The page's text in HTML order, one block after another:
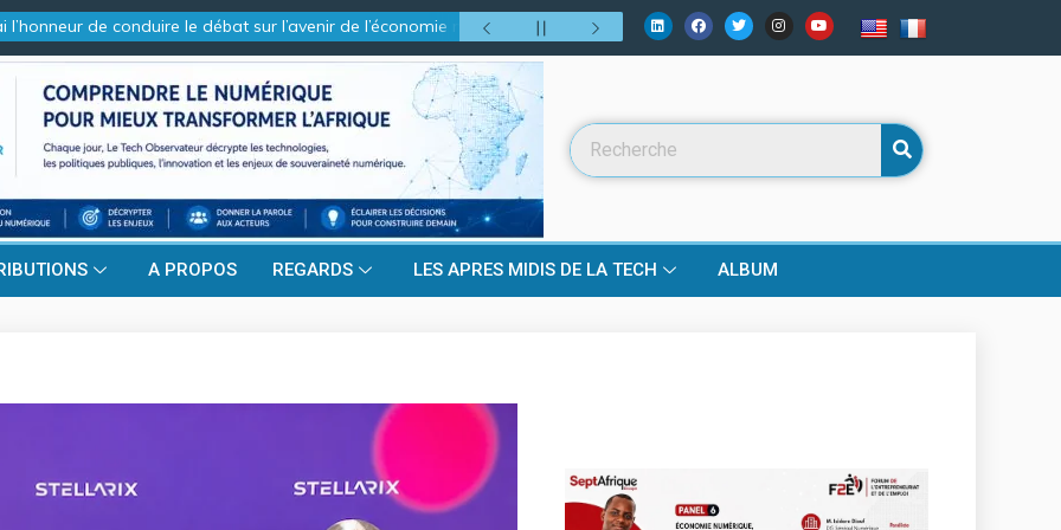
de conduire le débat sur l’avenir de l’économie numérique sénégalaise 08 : Editorial : Le prochain Directeur général de
A PROPOS REGARDS LES APRES MIDIS DE LA TECH ALBUM